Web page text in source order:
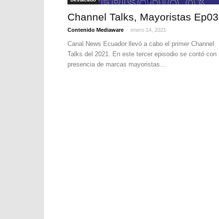
Channel Talks, Mayoristas Ep03
Contenido Mediaware - enero 14, 2021
Canal News Ecuador llevó a cabo el primer Channel
Talks del 2021. En este tercer episodio se contó con
presencia de marcas mayoristas...